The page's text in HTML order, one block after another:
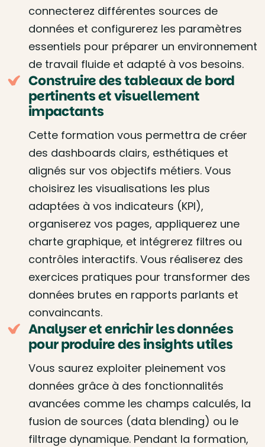
connecterez différentes sources de
données et configurerez les paramètres
essentiels pour préparer un environnement
de travail fluide et adapté à vos besoins.
Construire des tableaux de bord
pertinents et visuellement
impactants
Cette formation vous permettra de créer
des dashboards clairs, esthétiques et
alignés sur vos objectifs métiers. Vous
choisirez les visualisations les plus
adaptées à vos indicateurs (KPI),
organiserez vos pages, appliquerez une
charte graphique, et intégrerez filtres ou
contrôles interactifs. Vous réaliserez des
exercices pratiques pour transformer des
données brutes en rapports parlants et
convaincants.
Analyser et enrichir les données
pour produire des insights utiles
Vous saurez exploiter pleinement vos
données grâce à des fonctionnalités
avancées comme les champs calculés, la
fusion de sources (data blending) ou le
filtrage dynamique. Pendant la formation,